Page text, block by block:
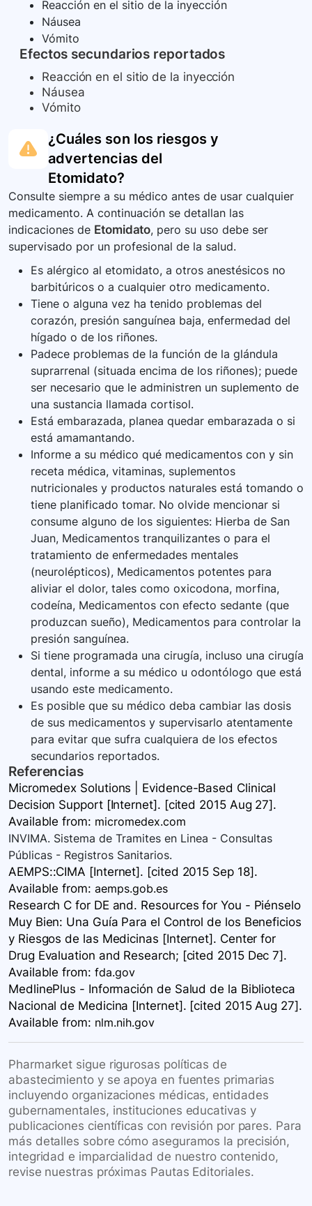
Reacción en el sitio de la inyección
Náusea
Vómito
Efectos secundarios reportados
Reacción en el sitio de la inyección
Náusea
Vómito
¿Cuáles son los riesgos y
advertencias del
Etomidato?
Consulte siempre a su médico antes de usar cualquier
medicamento. A continuación se detallan las
indicaciones de Etomidato, pero su uso debe ser
supervisado por un profesional de la salud.
Es alérgico al etomidato, a otros anestésicos no
barbitúricos o a cualquier otro medicamento.
Tiene o alguna vez ha tenido problemas del
corazón, presión sanguínea baja, enfermedad del
hígado o de los riñones.
Padece problemas de la función de la glándula
suprarrenal (situada encima de los riñones); puede
ser necesario que le administren un suplemento de
una sustancia llamada cortisol.
Está embarazada, planea quedar embarazada o si
está amamantando.
Informe a su médico qué medicamentos con y sin
receta médica, vitaminas, suplementos
nutricionales y productos naturales está tomando o
tiene planificado tomar. No olvide mencionar si
consume alguno de los siguientes: Hierba de San
Juan, Medicamentos tranquilizantes o para el
tratamiento de enfermedades mentales
(neurolépticos), Medicamentos potentes para
aliviar el dolor, tales como oxicodona, morfina,
codeína, Medicamentos con efecto sedante (que
produzcan sueño), Medicamentos para controlar la
presión sanguínea.
Si tiene programada una cirugía, incluso una cirugía
dental, informe a su médico u odontólogo que está
usando este medicamento.
Es posible que su médico deba cambiar las dosis
de sus medicamentos y supervisarlo atentamente
para evitar que sufra cualquiera de los efectos
secundarios reportados.
Referencias
Micromedex Solutions | Evidence-Based Clinical
Decision Support [Internet]. [cited 2015 Aug 27].
Available from: micromedex.com
INVIMA. Sistema de Tramites en Linea - Consultas
Públicas - Registros Sanitarios.
AEMPS::CIMA [Internet]. [cited 2015 Sep 18].
Available from: aemps.gob.es
Research C for DE and. Resources for You - Piénselo
Muy Bien: Una Guía Para el Control de los Beneficios
y Riesgos de las Medicinas [Internet]. Center for
Drug Evaluation and Research; [cited 2015 Dec 7].
Available from: fda.gov
MedlinePlus - Información de Salud de la Biblioteca
Nacional de Medicina [Internet]. [cited 2015 Aug 27].
Available from: nlm.nih.gov
Pharmarket sigue rigurosas políticas de
abastecimiento y se apoya en fuentes primarias
incluyendo organizaciones médicas, entidades
gubernamentales, instituciones educativas y
publicaciones científicas con revisión por pares. Para
más detalles sobre cómo aseguramos la precisión,
integridad e imparcialidad de nuestro contenido,
revise nuestras próximas Pautas Editoriales.